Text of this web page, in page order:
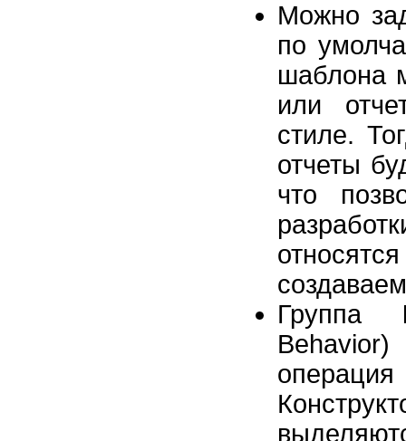
Можно
по
шаблона
или
стиле.
отчеты
что
Группа